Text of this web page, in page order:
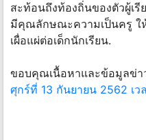
สะท้อนถึงท้องถิ่นของตัวผู้เ
มีคุณลักษณะความเป็นครู ใ
เผื่อแผ่ต่อเด็กนักเรียน.
ขอบคุณเนื้อหาและข้อมูลข่า
ศุกร์ที่ 13 กันยายน 2562 เว